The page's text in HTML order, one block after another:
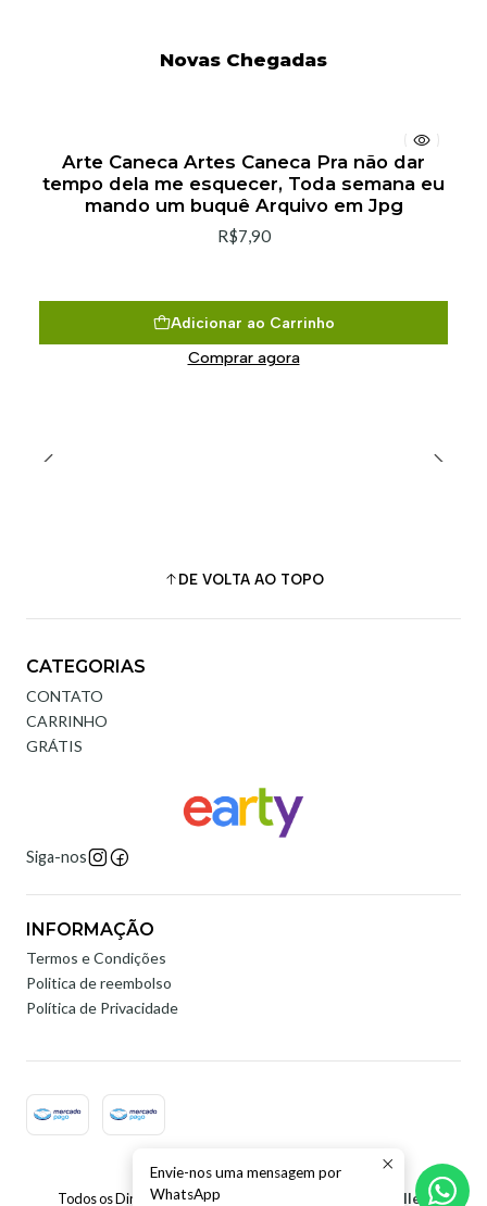
Novas Chegadas
Arte Caneca Artes Caneca Pra não dar
tempo dela me esquecer, Toda semana eu
mando um buquê Arquivo em Jpg
R$7,90
Adicionar ao Carrinho
Comprar agora
DE VOLTA AO TOPO
CATEGORIAS
CONTATO
CARRINHO
GRÁTIS
Siga-nos
INFORMAÇÃO
Termos e Condições
Politica de reembolso
Política de Privacidade
2026 Earty Digital.
Todos os Direitos Reservados.
Com tecnologia Jumpseller .
Envie-nos uma mensagem por
WhatsApp